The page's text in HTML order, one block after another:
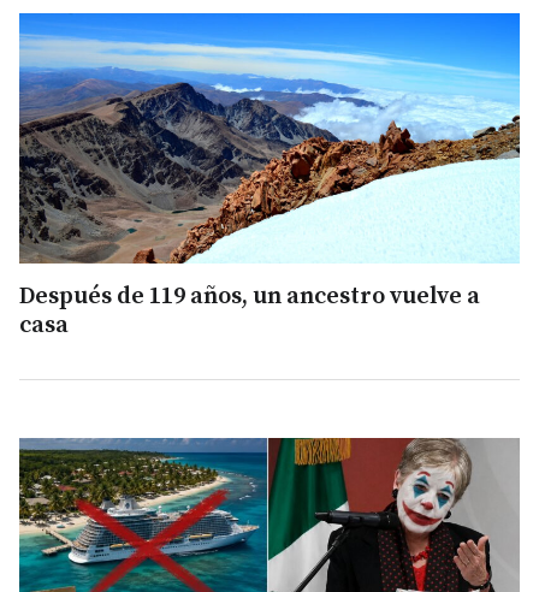
Después de 119 años, un ancestro vuelve a
casa